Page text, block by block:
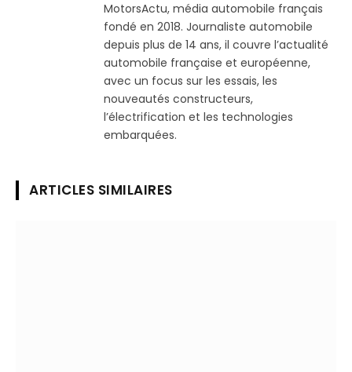
MotorsActu, média automobile français
fondé en 2018. Journaliste automobile
depuis plus de 14 ans, il couvre l’actualité
automobile française et européenne,
avec un focus sur les essais, les
nouveautés constructeurs,
l’électrification et les technologies
embarquées.
ARTICLES SIMILAIRES